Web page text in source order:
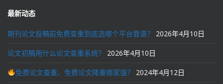
最新动态
期刊论文投稿前免费查重到底选哪个平台靠谱？ 2026年4月10日
论文初稿用什么论文查重系统？ 2026年4月10日
免费论文查重、免费论文降重哪家强？ 2024年4月12日